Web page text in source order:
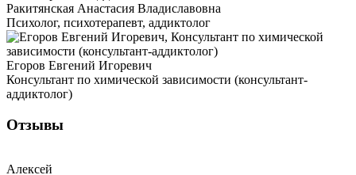
Ракитянская Анастасия Владиславовна
Психолог, психотерапевт, аддиктолог
Егоров Евгений Игоревич
Консультант по химической зависимости (консультант-
аддиктолог)
Отзывы
Алексей